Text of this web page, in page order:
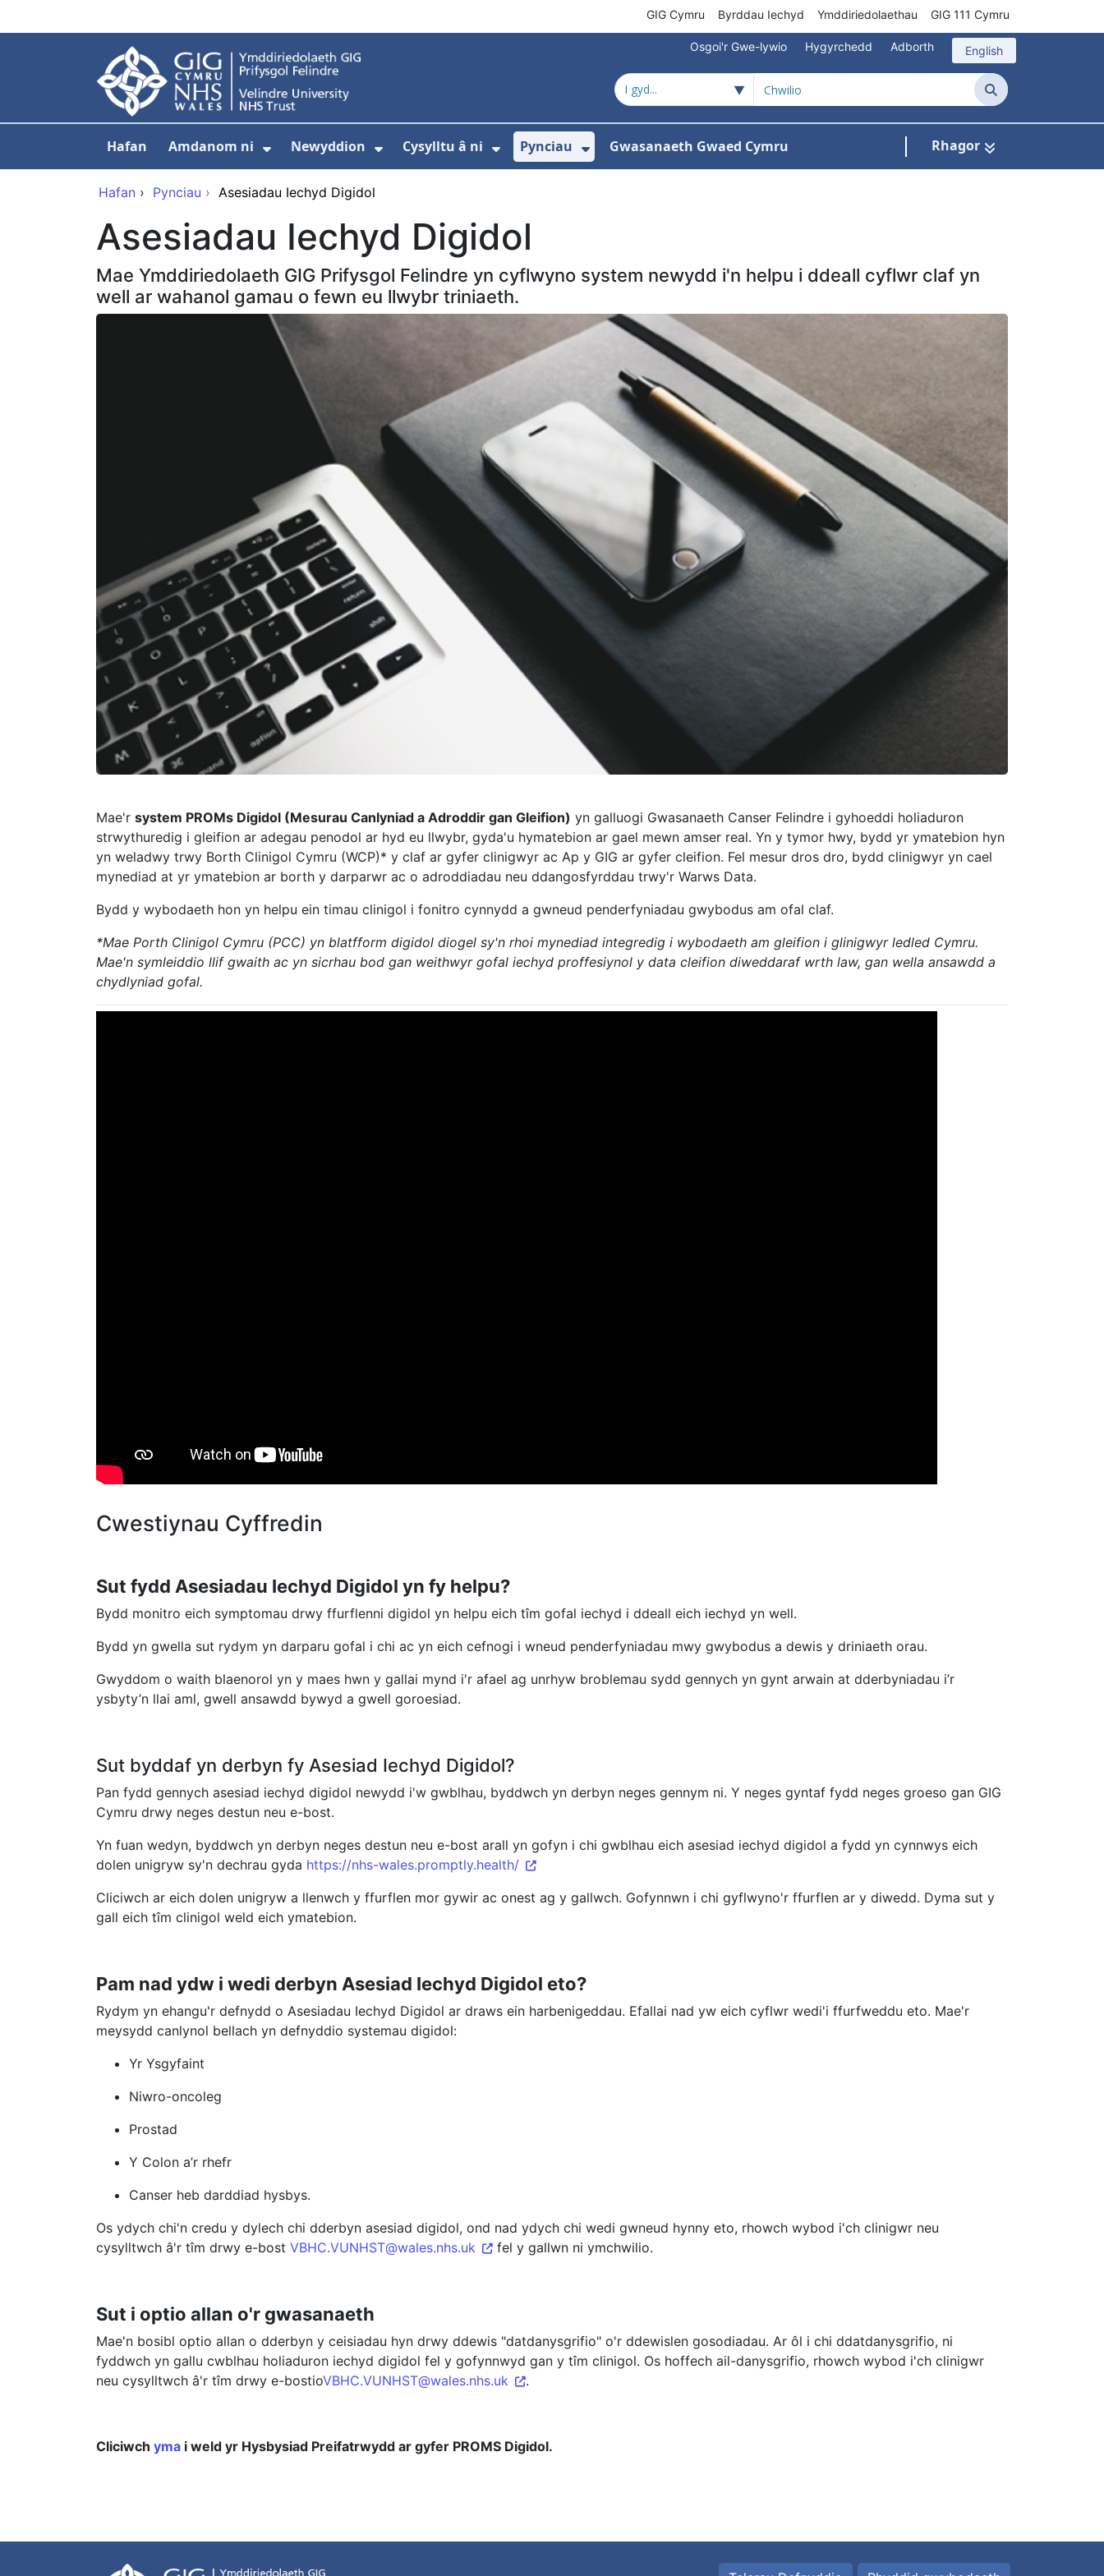
GIG Cymru Byrddau Iechyd Ymddiriedolaethau GIG 111 Cymru
Osgoi'r Gwe-lywio Hygyrchedd Adborth English
Chwilio
Hafan Amdanom ni
Dangos isddewislen ar gyfer Amdanom ni
Newyddion
Dangos isddewislen ar gyfer Newyddion
Cysylltu â ni
Dangos isddewislen ar gyfer Cysylltu â ni
Pynciau
Dangos isddewislen ar gyfer Pynciau
Gwasanaeth Gwaed Cymru Rhagor
Hafan › Pynciau › Asesiadau Iechyd Digidol
Asesiadau Iechyd Digidol
Mae Ymddiriedolaeth GIG Prifysgol Felindre yn cyflwyno system newydd i'n helpu i ddeall cyflwr claf yn
well ar wahanol gamau o fewn eu llwybr triniaeth.
Mae'r system PROMs Digidol (Mesurau Canlyniad a Adroddir gan Gleifion) yn galluogi Gwasanaeth Canser Felindre i gyhoeddi holiaduron
strwythuredig i gleifion ar adegau penodol ar hyd eu llwybr, gyda'u hymatebion ar gael mewn amser real. Yn y tymor hwy, bydd yr ymatebion hyn
yn weladwy trwy Borth Clinigol Cymru (WCP)* y claf ar gyfer clinigwyr ac Ap y GIG ar gyfer cleifion. Fel mesur dros dro, bydd clinigwyr yn cael
mynediad at yr ymatebion ar borth y darparwr ac o adroddiadau neu ddangosfyrddau trwy'r Warws Data.
Bydd y wybodaeth hon yn helpu ein timau clinigol i fonitro cynnydd a gwneud penderfyniadau gwybodus am ofal claf.
*Mae Porth Clinigol Cymru (PCC) yn blatfform digidol diogel sy'n rhoi mynediad integredig i wybodaeth am gleifion i glinigwyr ledled Cymru.
Mae'n symleiddio llif gwaith ac yn sicrhau bod gan weithwyr gofal iechyd proffesiynol y data cleifion diweddaraf wrth law, gan wella ansawdd a
chydlyniad gofal.
Cwestiynau Cyffredin
Sut fydd Asesiadau Iechyd Digidol yn fy helpu?
Bydd monitro eich symptomau drwy ffurflenni digidol yn helpu eich tîm gofal iechyd i ddeall eich iechyd yn well.
Bydd yn gwella sut rydym yn darparu gofal i chi ac yn eich cefnogi i wneud penderfyniadau mwy gwybodus a dewis y driniaeth orau.
Gwyddom o waith blaenorol yn y maes hwn y gallai mynd i'r afael ag unrhyw broblemau sydd gennych yn gynt arwain at dderbyniadau i’r
ysbyty’n llai aml, gwell ansawdd bywyd a gwell goroesiad.
Sut byddaf yn derbyn fy Asesiad Iechyd Digidol?
Pan fydd gennych asesiad iechyd digidol newydd i'w gwblhau, byddwch yn derbyn neges gennym ni. Y neges gyntaf fydd neges groeso gan GIG
Cymru drwy neges destun neu e-bost.
Yn fuan wedyn, byddwch yn derbyn neges destun neu e-bost arall yn gofyn i chi gwblhau eich asesiad iechyd digidol a fydd yn cynnwys eich
dolen unigryw sy'n dechrau gyda https://nhs-wales.promptly.health/
Cliciwch ar eich dolen unigryw a llenwch y ffurflen mor gywir ac onest ag y gallwch. Gofynnwn i chi gyflwyno'r ffurflen ar y diwedd. Dyma sut y
gall eich tîm clinigol weld eich ymatebion.
Pam nad ydw i wedi derbyn Asesiad Iechyd Digidol eto?
Rydym yn ehangu'r defnydd o Asesiadau Iechyd Digidol ar draws ein harbenigeddau. Efallai nad yw eich cyflwr wedi'i ffurfweddu eto. Mae'r
meysydd canlynol bellach yn defnyddio systemau digidol:
Yr Ysgyfaint
Niwro-oncoleg
Prostad
Y Colon a’r rhefr
Canser heb darddiad hysbys.
Os ydych chi'n credu y dylech chi dderbyn asesiad digidol, ond nad ydych chi wedi gwneud hynny eto, rhowch wybod i'ch clinigwr neu
cysylltwch â'r tîm drwy e-bost VBHC.VUNHST@wales.nhs.uk fel y gallwn ni ymchwilio.
Sut i optio allan o'r gwasanaeth
Mae'n bosibl optio allan o dderbyn y ceisiadau hyn drwy ddewis "datdanysgrifio" o'r ddewislen gosodiadau. Ar ôl i chi ddatdanysgrifio, ni
fyddwch yn gallu cwblhau holiaduron iechyd digidol fel y gofynnwyd gan y tîm clinigol. Os hoffech ail-danysgrifio, rhowch wybod i'ch clinigwr
neu cysylltwch â'r tîm drwy e-bostioVBHC.VUNHST@wales.nhs.uk .
Cliciwch yma i weld yr Hysbysiad Preifatrwydd ar gyfer PROMS Digidol.